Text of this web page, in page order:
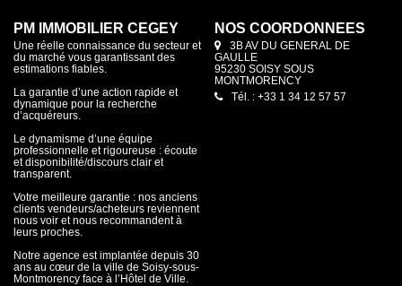
PM IMMOBILIER CEGEY
Une réelle connaissance du secteur et
du marché vous garantissant des
estimations fiables.
La garantie d’une action rapide et
dynamique pour la recherche
d’acquéreurs.
Le dynamisme d’une équipe
professionnelle et rigoureuse : écoute
et disponibilité/discours clair et
transparent.
Votre meilleure garantie : nos anciens
clients vendeurs/acheteurs reviennent
nous voir et nous recommandent à
leurs proches.
Notre agence est implantée depuis 30
ans au cœur de la ville de Soisy-sous-
Montmorency face à l’Hôtel de Ville.
NOS COORDONNÉES
3B AV DU GENERAL DE
GAULLE
95230 SOISY SOUS
MONTMORENCY
Tél. : +33 1 34 12 57 57